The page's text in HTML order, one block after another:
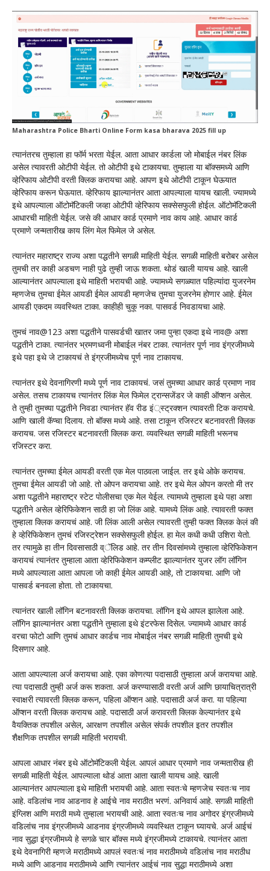
Maharashtra Police Bharti Online Form kasa bharava 2025 fill up
त्यानंतरच तुम्हाला हा फॉर्म भरता येईल. आता आधार कार्डला जो मोबाईल नंबर लिंक
असेल त्यावरती ओटीपी येईल. तो ओटीपी इथे टाकायचा. तुम्हाला या बॉक्समध्ये आणि
व्हेरिफाय ओटीपी वरती क्लिक करायचा आहे. आपण इथे ओटीपी टाकून घेऊयात
व्हेरिफाय करून घेऊयात. व्हेरिफाय झाल्यानंतर आता आपल्याला यायच खाली. ज्यामध्ये
इथे आपल्याला ऑटोमॅटिकली जव्हा ओटीपी व्हेरिफाय सक्सेसफुली होईल. ऑटोमॅटिकली
आधारची माहिती येईल. जसे की आधार कार्ड प्रमाणे नाव काय आहे. आधार कार्ड
प्रमाणे जन्मतारीख काय लिंग मेल फिमेल जे असेल.
त्यानंतर महाराष्ट्र राज्य अशा पद्धतीने सगळी माहिती येईल. सगळी माहिती बरोबर असेल
तुमची तर काही अडचण नाही पुढे तुम्ही जाऊ शकता. थोडं खाली यायच आहे. खाली
आल्यानंतर आपल्याला इथे माहिती भरायची आहे. ज्यामध्ये सगळ्यात पहिल्यांदा युजरनेम
म्हणजेच तुमचा ईमेल आयडी ईमेल आयडी म्हणजेच तुमचा युजरनेम होणार आहे. ईमेल
आयडी एकदम व्यवस्थित टाका. काहीही चुकू नका. पासवर्ड निवडायचा आहे.
तुमचं नाव@123 अशा पद्धतीने पासवर्डची खातर जमा पुन्हा एकदा इथे नाव@ अशा
पद्धतीने टाका. त्यानंतर भ्रमणध्वनी मोबाईल नंबर टाका. त्यानंतर पूर्ण नाव इंग्रजीमध्ये
इथे पहा इथे जे टाकायचं ते इंग्रजीमध्येच पूर्ण नाव टाकायच.
त्यानंतर इथे देवनागिरणी मध्ये पूर्ण नाव टाकायचं. जसं तुमच्या आधार कार्ड प्रमाण नाव
असेल. तसच टाकायच त्यानंतर लिंक मेल फिमेल ट्रान्सजेंडर जे काही ऑप्शन असेल.
ते तुम्ही तुमच्या पद्धतीने निवडा त्यानंतर हॅव रीड इं्स्ट्रक्शन त्यावरती टिक करायचे.
आणि खाली कॅप्चा दिलाय. तो बॉक्स मध्ये आहे. तसा टाकून रजिस्टर बटनावरती क्लिक
करायच. जस रजिस्टर बटनावरती क्लिक करा. व्यवस्थित सगळी माहिती भरूनच
रजिस्टर करा.
त्यानंतर तुमच्या ईमेल आयडी वरती एक मेल पाठवला जाईल. तर इथे ओके करायच.
तुमचा ईमेल आयडी जो आहे. तो ओपन करायचा आहे. तर इथे मेल ओपन करतो मी तर
अशा पद्धतीने महाराष्ट्र स्टेट पोलीसचा एक मेल येईल. त्यामध्ये तुम्हाला इथे पहा अशा
पद्धतीने असेल व्हेरिफिकेशन साठी हा जो लिंक आहे. यामध्ये लिंक आहे. त्यावरती फक्त
तुम्हाला क्लिक करायचं आहे. जी लिंक आली असेल त्यावरती तुम्ही फक्त क्लिक केलं की
हे व्हेरिफिकेशन तुमचं रजिस्ट्रेशन सक्सेसफुली होईल. हा मेल कधी कधी उशिरा येतो.
तर त्यामुळे हा तीन दिवसासाठी व्ॅलिड आहे. तर तीन दिवसांमध्ये तुम्हाला व्हेरिफिकेशन
करायचं त्यानंतर तुम्हाला आता व्हेरिफिकेशन कम्प्लीट झाल्यानंतर युजर लॉग लॉगिन
मध्ये आपल्याला आता आपला जो काही ईमेल आयडी आहे, तो टाकायचा. आणि जो
पासवर्ड बनवला होता. तो टाकायचा.
त्यानंतर खाली लॉगिन बटनावरती क्लिक करायचा. लॉगिन इथे आपल झालेला आहे.
लॉगिन झाल्यानंतर अशा पद्धतीने तुम्हाला इथे इंटरफेस दिसेल. ज्यामध्ये आधार कार्ड
वरचा फोटो आणि तुमचं आधार कार्डच नाव मोबाईल नंबर सगळी माहिती तुमची इथे
दिसणार आहे.
आता आपल्याला अर्ज करायचा आहे. एका कोणत्या पदासाठी तुम्हाला अर्ज करायचा आहे.
त्या पदासाठी तुम्ही अर्ज करू शकता. अर्ज करण्यासाठी वरती अर्ज आणि छायाचित्रात्री
स्वाक्षरी त्यावरती क्लिक करून, पहिला ऑप्शन आहे. पदासाठी अर्ज करा. या पहिल्या
ऑप्शन वरती क्लिक करायच आहे. पदासाठी अर्ज करावरती क्लिक केल्यानंतर इथे
वैयक्तिक तपशील असेल, आरक्षण तपशील असेल संपर्क तपशील इतर तपशील
शैक्षणिक तपशील सगळी माहिती भरायची.
आपला आधार नंबर इथे ऑटोमॅटिकली येईल. आपलं आधार प्रमाणे नाव जन्मतारीख ही
सगळी माहिती येईल. आपल्याला थोडं आता आता खाली यायच आहे. खाली
आल्यानंतर आपल्याला इथे माहिती भरायची आहे. आता स्वतःचे म्हणजेच स्वतःच नाव
आहे. वडिलांच नाव आडनाव हे आईचे नाव मराठीत भरणं. अनिवार्य आहे. सगळी माहिती
इंग्लिश आणि मराठी मध्ये तुम्हाला भरायची आहे. आता स्वतःच नाव अगोदर इंग्रजीमध्ये
वडिलांच नाव इंग्रजीमध्ये आडनाव इंग्रजीमध्ये व्यवस्थित टाकून घ्यायचे. अर्ज आईचं
नाव सुद्धा इंग्रजीमध्ये हे सगळे चार बॉक्स मध्ये इंग्रजीमध्ये टाकायचे. त्यानंतर आता
इथे देवनागिरी म्हणजे मराठीमध्ये आपलं स्वतःचं नाव मराठीमध्ये वडिलांच नाव मराठीध
मध्ये आणि आडनाव मराठीमध्ये आणि त्यानंतर आईचं नाव सुद्धा मराठीमध्ये अशा